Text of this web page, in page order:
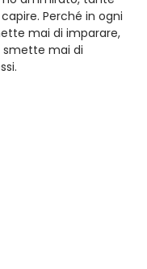
Perché in ogni
mai di imparare,
smette mai di